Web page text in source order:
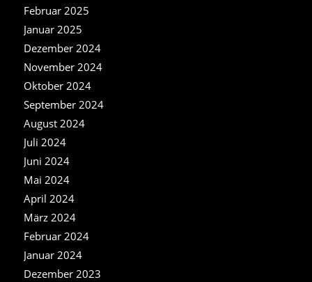
Februar 2025
Januar 2025
Dezember 2024
November 2024
Oktober 2024
September 2024
August 2024
Juli 2024
Juni 2024
Mai 2024
April 2024
März 2024
Februar 2024
Januar 2024
Dezember 2023